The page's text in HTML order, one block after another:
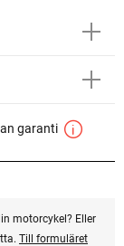
garanti
motorcykel? Eller
Till formuläret